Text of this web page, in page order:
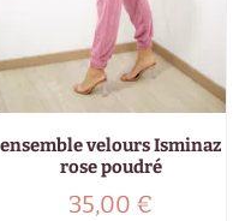
ensemble velours Isminaz
rose poudré
35,00 €